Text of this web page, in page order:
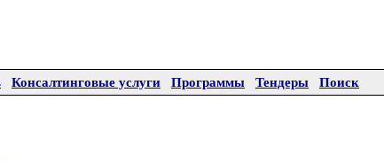
Консалтинговые услуги Программы Тендеры Поиск